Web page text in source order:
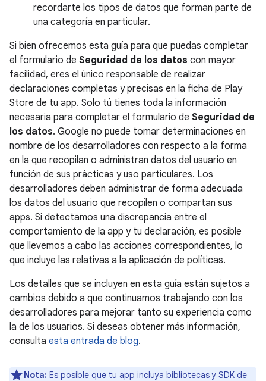
recordarte los tipos de datos que forman parte de
una categoría en particular.
Si bien ofrecemos esta guía para que puedas completar
el formulario de Seguridad de los datos con mayor
facilidad, eres el único responsable de realizar
declaraciones completas y precisas en la ficha de Play
Store de tu app. Solo tú tienes toda la información
necesaria para completar el formulario de Seguridad de
los datos. Google no puede tomar determinaciones en
nombre de los desarrolladores con respecto a la forma
en la que recopilan o administran datos del usuario en
función de sus prácticas y uso particulares. Los
desarrolladores deben administrar de forma adecuada
los datos del usuario que recopilen o compartan sus
apps. Si detectamos una discrepancia entre el
comportamiento de la app y tu declaración, es posible
que llevemos a cabo las acciones correspondientes, lo
que incluye las relativas a la aplicación de políticas.
Los detalles que se incluyen en esta guía están sujetos a
cambios debido a que continuamos trabajando con los
desarrolladores para mejorar tanto su experiencia como
la de los usuarios. Si deseas obtener más información,
consulta esta entrada de blog.
Nota: Es posible que tu app incluya bibliotecas y SDK de